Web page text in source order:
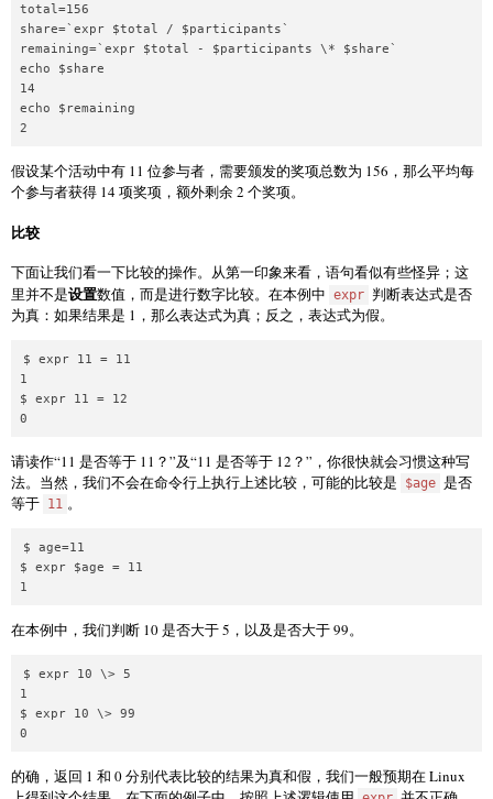
total=156
share=`expr $total / $participants`
remaining=`expr $total - $participants \* $share`
echo $share
14
echo $remaining
假设某个活动中有 11 位参与者，需要颁发的奖项总数为 156，那么平均每
个参与者获得 14 项奖项，额外剩余 2 个奖项。
比较
下面让我们看一下比较的操作。从第一印象来看，语句看似有些怪异；这
里并不是设置数值，而是进行数字比较。在本例中 expr 判断表达式是否
为真：如果结果是 1，那么表达式为真；反之，表达式为假。
$ expr 11 = 11
1
$ expr 11 = 12
请读作“11 是否等于 11？”及“11 是否等于 12？”，你很快就会习惯这种写
法。当然，我们不会在命令行上执行上述比较，可能的比较是
$age 是否
等于 11 。
$ age=11
$ expr $age = 11
在本例中，我们判断 10 是否大于 5，以及是否大于 99。
$ expr 10 \> 5
1
$ expr 10 \> 99
的确，返回 1 和 0 分别代表比较的结果为真和假，我们一般预期在 Linux